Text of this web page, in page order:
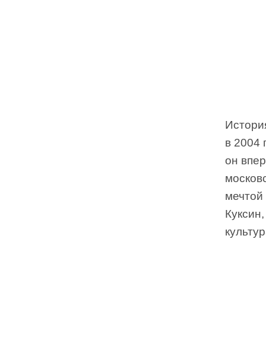
в 2004
он
мечтой